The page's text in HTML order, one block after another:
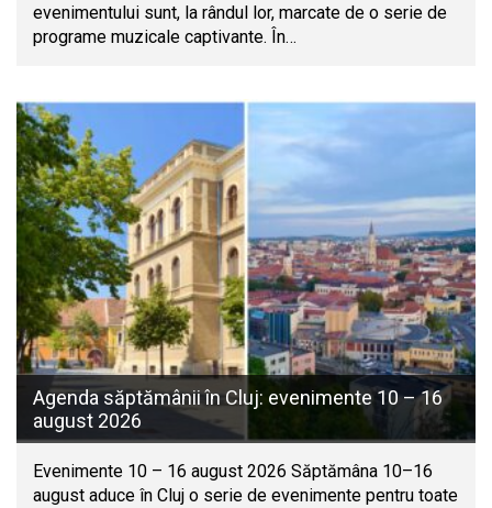
evenimentului sunt, la rândul lor, marcate de o serie de
programe muzicale captivante. În…
Agenda săptămânii în Cluj: evenimente 10 – 16
august 2026
Evenimente 10 – 16 august 2026 Săptămâna 10–16
august aduce în Cluj o serie de evenimente pentru toate